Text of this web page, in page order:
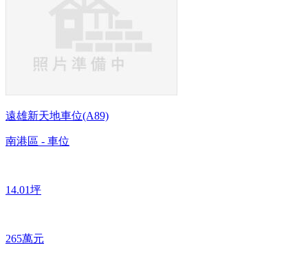
遠雄新天地車位(A89)
南港區 - 車位
14.01坪
265萬元